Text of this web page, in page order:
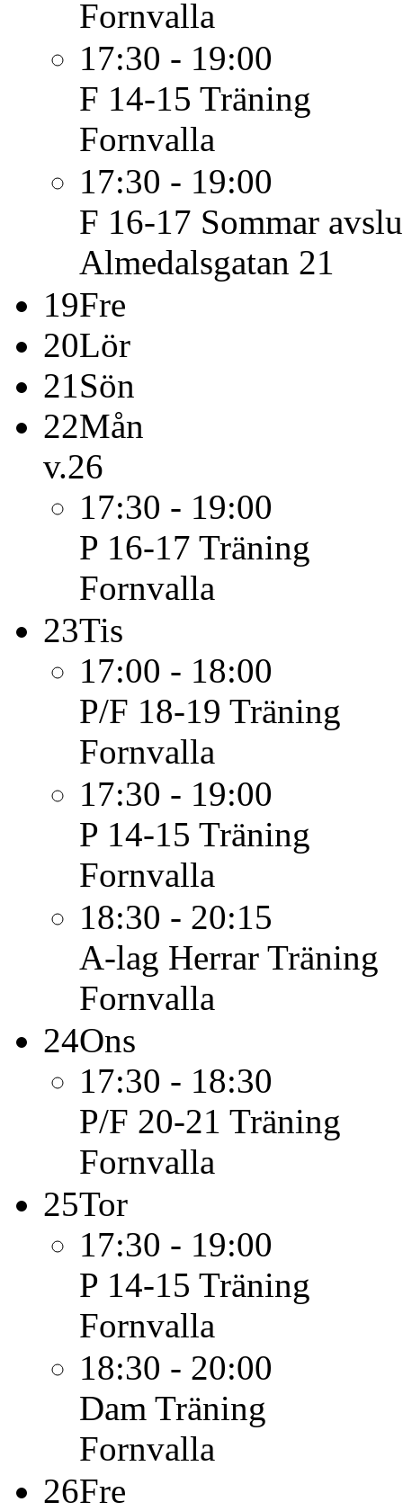
Fornvalla
17:30 - 19:00
F 14-15 Träning
Fornvalla
17:30 - 19:00
F 16-17 Sommar
Almedalsgatan 21
19Fre
20Lör
21Sön
22Mån
v.26
17:30 - 19:00
P 16-17 Träning
Fornvalla
23Tis
17:00 - 18:00
P/F 18-19 Träning
Fornvalla
17:30 - 19:00
P 14-15 Träning
Fornvalla
18:30 - 20:15
A-lag Herrar Träning
Fornvalla
24Ons
17:30 - 18:30
P/F 20-21 Träning
Fornvalla
25Tor
17:30 - 19:00
P 14-15 Träning
Fornvalla
18:30 - 20:00
Dam Träning
Fornvalla
26Fre